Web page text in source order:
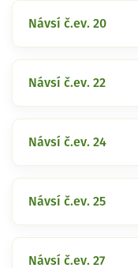
Návsí č.ev. 20
Návsí č.ev. 22
Návsí č.ev. 24
Návsí č.ev. 25
Návsí č.ev. 27